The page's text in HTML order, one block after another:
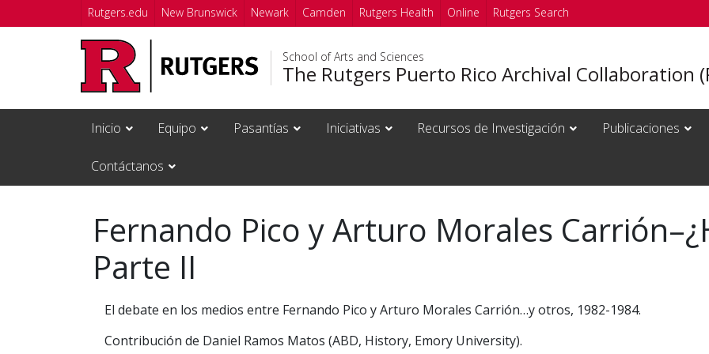
Skip to main content
Rutgers.edu New Brunswick Newark Camden Rutgers Health Online Rutgers Search
School of Arts and Sciences
The Rutgers Puerto Rico Archival Collaboration
Inicio Equipo Pasantías Iniciativas Recursos de Investigación Publicaciones
Contáctanos
Fernando Pico y Arturo Morales
Parte II
El debate en los medios entre Fernando Pico y Arturo Morales Carrión…y otros, 1982-1984.
Contribución de Daniel Ramos Matos (ABD, History, Emory University).